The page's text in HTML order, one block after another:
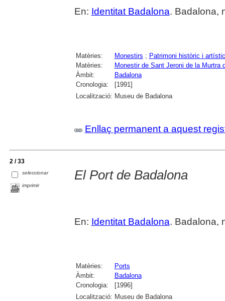
En: Identitat Badalona. Badalona,
Matèries: Monestirs ; Patrimoni històric i artístic
Matèries:
Monestir de Sant Jeroni de la Murtra
Àmbit:
Badalona
Cronologia:
[1991]
Localització: Museu de Badalona
Enllaç permanent a aquest
2 / 33
seleccionar
imprimir
El Port de Badalona
En: Identitat Badalona. Badalona,
Matèries:
Ports
Àmbit:
Badalona
Cronologia:
[1996]
Localització: Museu de Badalona